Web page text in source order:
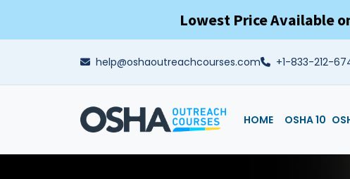
Lowest Price Available
help@oshaoutreachcourses.com +1-833-212-
HOME OSHA 10